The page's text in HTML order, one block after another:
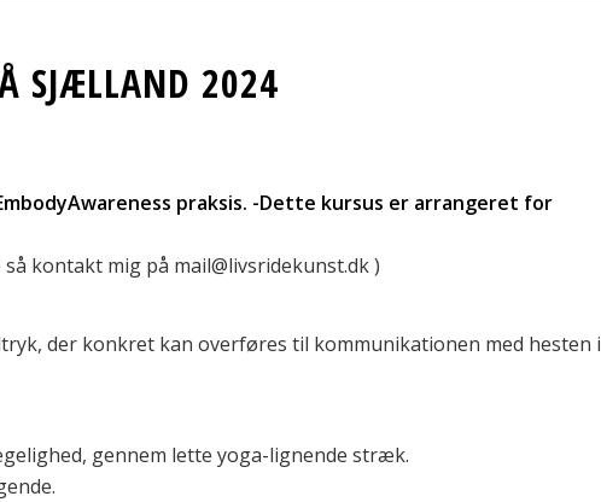
SJÆLLAND 2024
praksis. -Dette kursus er arrangeret for
kontakt mig på mail@livsridekunst.dk )
der konkret kan overføres til kommunikationen med hesten i
gennem lette yoga-lignende stræk.